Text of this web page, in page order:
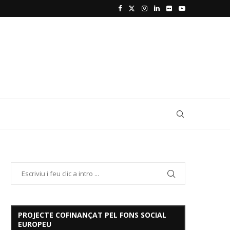
PROJECTE COFINANÇAT PEL FONS SOCIAL
EUROPEU